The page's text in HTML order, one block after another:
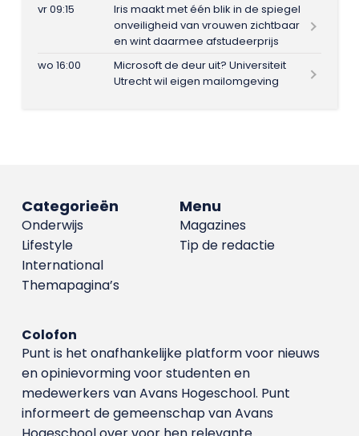
vr 09:15
Iris maakt met één blik in de spiegel
onveiligheid van vrouwen zichtbaar
en wint daarmee afstudeerprijs
wo 16:00
Microsoft de deur uit? Universiteit
Utrecht wil eigen mailomgeving
Menu
Magazines
Tip de redactie
Categorieën
Onderwijs
Lifestyle
International
Themapagina’s
Colofon
Punt is het onafhankelijke platform voor nieuws
en opinievorming voor studenten en
medewerkers van Avans Hoge­school. Punt
informeert de gemeenschap van Avans